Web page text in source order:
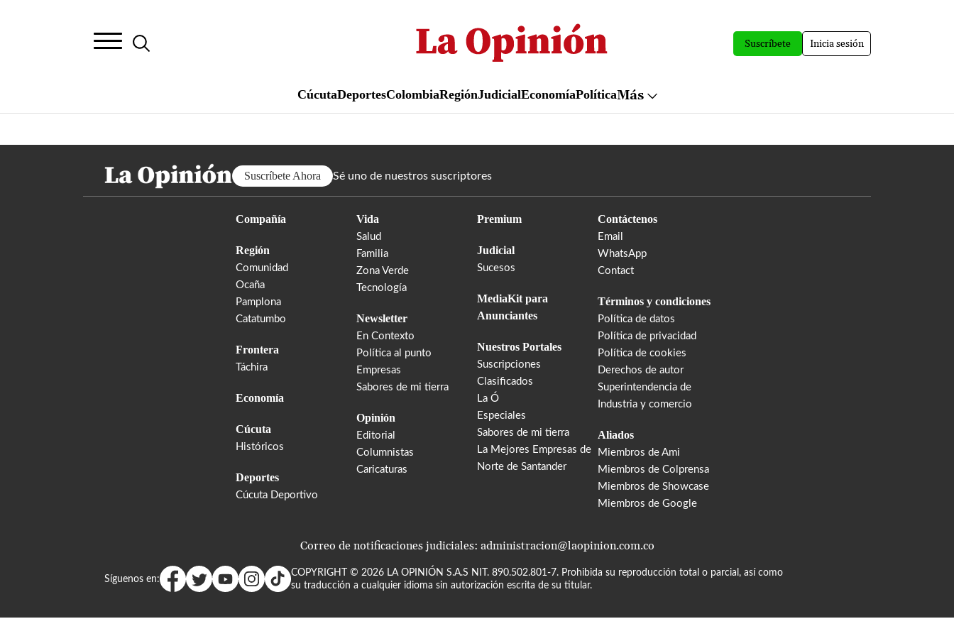
al
contenido
Suscríbete Inicia sesión
CúcutaDeportesColombiaRegiónJudicialEconomíaPolíticaMás
Suscríbete Ahora Sé uno de nuestros suscriptores
Compañía
Región
Comunidad
Ocaña
Pamplona
Catatumbo
Frontera
Táchira
Economía
Cúcuta
Históricos
Deportes
Cúcuta Deportivo
Vida
Salud
Familia
Zona Verde
Tecnología
Newsletter
En Contexto
Política al punto
Empresas
Sabores de mi tierra
Opinión
Editorial
Columnistas
Caricaturas
Premium
Judicial
Sucesos
MediaKit para
Anunciantes
Nuestros Portales
Suscripciones
Clasificados
La Ó
Especiales
Sabores de mi tierra
La Mejores Empresas de
Norte de Santander
Contáctenos
Email
WhatsApp
Contact
Términos y condiciones
Política de datos
Política de privacidad
Política de cookies
Derechos de autor
Superintendencia de
Industria y comercio
Aliados
Miembros de Ami
Miembros de Colprensa
Miembros de Showcase
Miembros de Google
Correo de notificaciones judiciales: administracion@laopinion.com.co
Síguenos en:
COPYRIGHT © 2026 LA OPINIÓN S.A.S NIT. 890.502.801-7. Prohibida su reproducción total o parcial, así como
su traducción a cualquier idioma sin autorización escrita de su titular.